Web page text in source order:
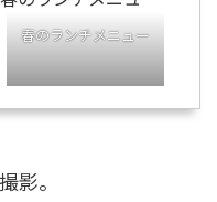
春のランチメニュー
影。